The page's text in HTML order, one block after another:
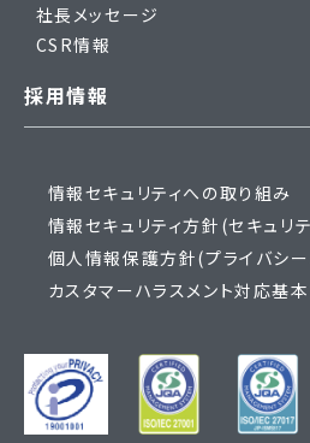
社長メッセージ
CSR情報
採用情報
情報セキュリティへの取り組み
情報セキュリティ方針(セキュリ
個人情報保護方針(プライバシ
カスタマーハラスメント対応基